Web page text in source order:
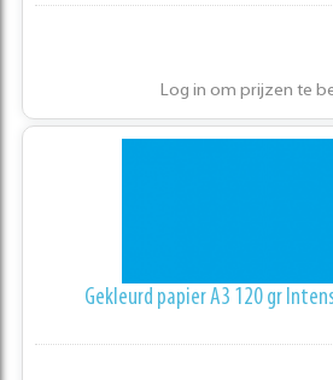
Log in om prijzen te
Gekleurd papier A3 120 gr